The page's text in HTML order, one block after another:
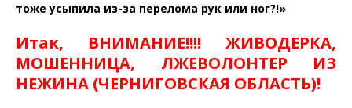
тоже усыпила из-за перелома рук или ног?!»
Итак, ВНИМАНИЕ!!!! ЖИВОДЕРКА,
МОШЕННИЦА, ЛЖЕВОЛОНТЕР ИЗ
НЕЖИНА (ЧЕРНИГОВСКАЯ ОБЛАСТЬ)!